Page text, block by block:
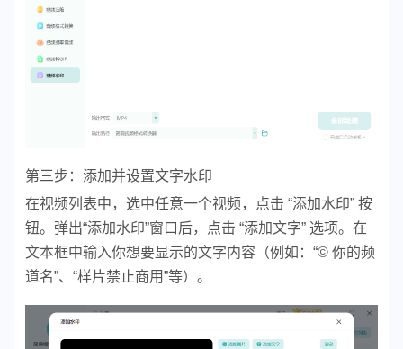
第三步：添加并设置文字水印
在视频列表中，选中任意一个视频，点击 “添加水印” 按
钮。 弹出“添加水印”窗口后，点击 “添加文字” 选项。 在
文本框中输入你想要显示的文字内容（例如：“© 你的频
道名”、“样片禁止商用”等）。